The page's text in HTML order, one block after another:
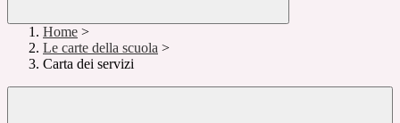
Home >
Le carte della scuola >
Carta dei servizi